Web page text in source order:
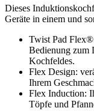
Dieses
Geräte in einem und
Twist Pad
Bedienung zum
Kochfeldes.
Flex Design:
Ihrem
Flex Induction:
Töpfe und